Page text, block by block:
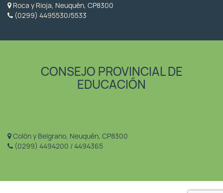
Roca y Rioja, Neuquén, CP8300
(0299) 4495530/5533
CONSEJO PROVINCIAL DE
EDUCACIÓN
Colón y Belgrano, Neuquén, CP8300
(0299) 4494200 / 4494365